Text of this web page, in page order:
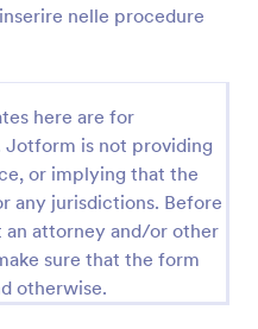
nelle procedure
here are for
Jotform is not providing
or implying that the
any jurisdictions. Before
an attorney and/or other
sure that the form
otherwise.